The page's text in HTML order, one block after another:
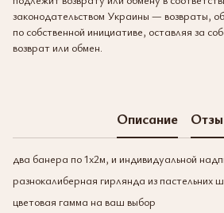
законодательством Украины — возвраты,
по собственной инициативе, оставляя за
возврат или обмен.
Описание
два банера по 1х2м, и индивидуальной
разнокалиберная гирлянда из пастельних
цветовая гамма на ваш выбор